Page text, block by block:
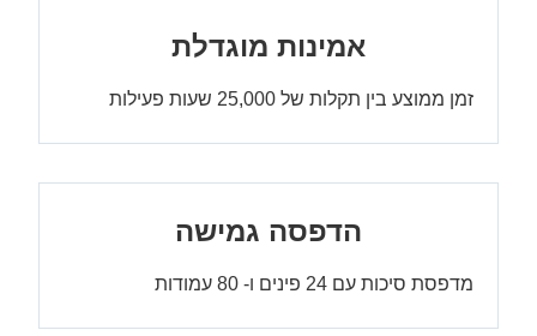
אמינות מוגדלת
זמן ממוצע בין תקלות של 25,000 שעות פעילות
הדפסה גמישה
מדפסת סיכות עם 24 פינים ו- 80 עמודות